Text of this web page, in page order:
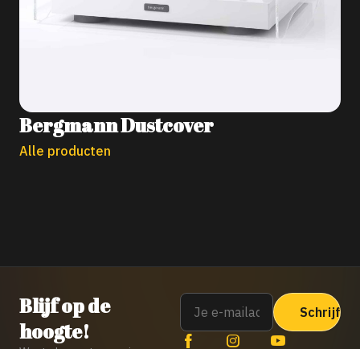
Bergmann Dustcover
Alle producten
Blijf op de
hoogte!
Email